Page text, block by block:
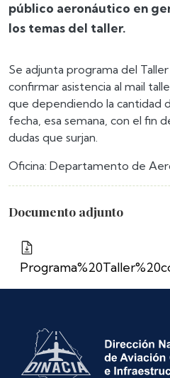
público aeronáutico en
los temas del taller.
Se adjunta programa del
confirmar asistencia al mail
que dependiendo la cantidad
fecha, esa semana, con el fin
dudas que surjan.
Oficina: Departamento de
Documento adjunto